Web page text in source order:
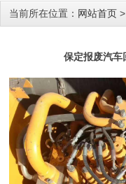
当前所在位置： 网站首页 >
保定报废汽车